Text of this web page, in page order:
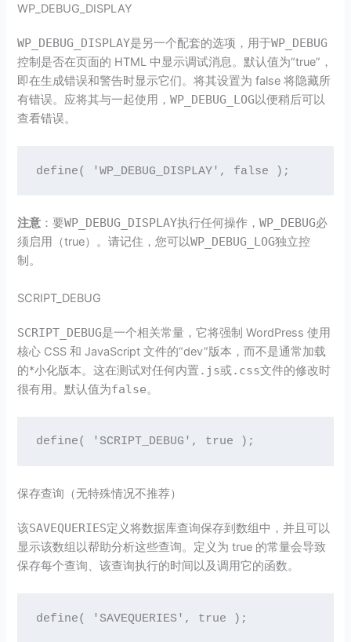
WP_DEBUG_DISPLAY
WP_DEBUG_DISPLAY是另一个配套的选项，用于WP_DEBUG
控制是否在页面的 HTML 中显示调试消息。默认值为“true”，
即在生成错误和警告时显示它们。将其设置为 false 将隐藏所
有错误。应将其与一起使用，WP_DEBUG_LOG以便稍后可以
查看错误。
define( 'WP_DEBUG_DISPLAY', false );
注意 ：要WP_DEBUG_DISPLAY执行任何操作，WP_DEBUG必
须启用（true）。请记住，您可以WP_DEBUG_LOG独立控
制。
SCRIPT_DEBUG
SCRIPT_DEBUG是一个相关常量，它将强制 WordPress 使用
核心 CSS 和 JavaScript 文件的“dev”版本，而不是通常加载
的*小化版本。这在测试对任何内置 .js或.css文件的修改时
很有用。默认值为false。
define( 'SCRIPT_DEBUG', true );
保存查询（无特殊情况不推荐）
该SAVEQUERIES定义将数据库查询保存到数组中，并且可以
显示该数组以帮助分析这些查询。定义为 true 的常量会导致
保存每个查询、该查询执行的时间以及调用它的函数。
define( 'SAVEQUERIES', true );